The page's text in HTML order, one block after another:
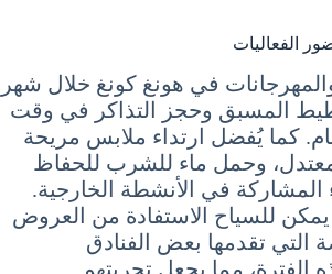
الفعاليات
في هونغ كونغ خلال شهر
المسبق وحجز التذاكر في وقت
كما يُفضل ارتداء ملابس مريحة
وحمل ماء للشرب للحفاظ
المشاركة في الأنشطة الخارجية.
يمكن للسياح الاستفادة من العروض
التي تقدمها بعض الفنادق
الفترة، مما يجعل تجربتهم